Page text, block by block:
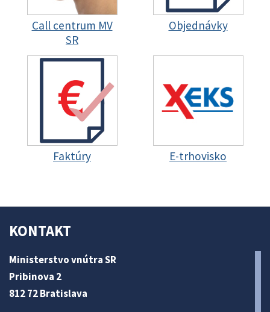
Call centrum MV
SR
Objednávky
Faktúry E-trhovisko
KONTAKT
Ministerstvo vnútra SR
Pribinova 2
812 72 Bratislava